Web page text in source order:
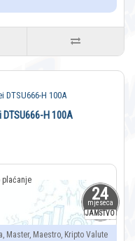
24
mjeseca
JAMSTVO
H 100A
Master, Maestro, Kripto Valute